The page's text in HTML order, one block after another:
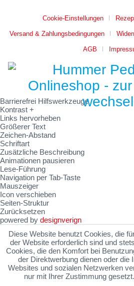
Cookie-Einstellungen
Versand & Zahlungsbedingungen
AGB
Diese Website benutzt Cookies, die
der Website erforderlich sind und
Cookies, die den Komfort bei
der Direktwerbung dienen oder die
Websites und sozialen Netzwerken
nur mit Ihrer Zustimmung gesetzt.
Barrierefrei Hilfswerkzeuge
Kontrast +
Links hervorheben
Größerer Text
Zeichen-Abstand
Schriftart
Zusätzliche Beschreibung
Animationen pausieren
Lese-Führung
Navigation per Tab-Taste
Mauszeiger
Icon verschieben
Seiten-Struktur
Zurücksetzen
powered by designverign